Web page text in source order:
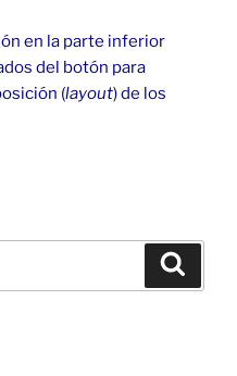
en la parte inferior
del botón para
(layout) de los